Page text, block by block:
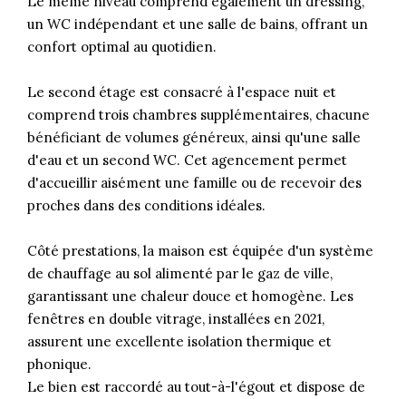
un WC indépendant et une salle de bains, offrant un
confort optimal au quotidien.
Le second étage est consacré à l'espace nuit et
comprend trois chambres supplémentaires, chacune
bénéficiant de volumes généreux, ainsi qu'une salle
d'eau et un second WC. Cet agencement permet
d'accueillir aisément une famille ou de recevoir des
proches dans des conditions idéales.
Côté prestations, la maison est équipée d'un système
de chauffage au sol alimenté par le gaz de ville,
garantissant une chaleur douce et homogène. Les
fenêtres en double vitrage, installées en 2021,
assurent une excellente isolation thermique et
phonique.
Le bien est raccordé au tout-à-l'égout et dispose de